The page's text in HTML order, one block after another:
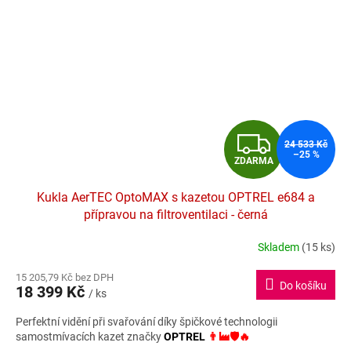
Z
D
A
R
M
A
ZDARMA
24 533 Kč
–25 %
Kukla AerTEC OptoMAX s kazetou OPTREL e684 a
přípravou na filtroventilaci - černá
produktu
je
z
5
Skladem (15 ks)
15 205,79 Kč bez DPH
18 399 Kč / ks
Do košíku
Perfektní vidění při svařování díky špičkové technologii
samostmívacích kazet značkyOPTREL 👨‍🏭🛡️🔥